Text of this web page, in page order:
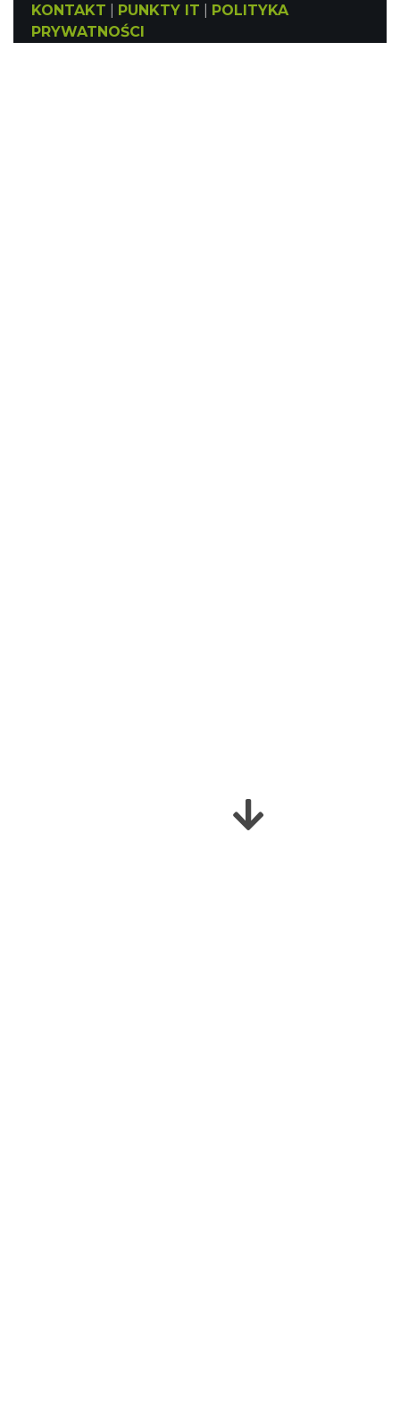
KONTAKT PUNKTY IT
POLITYKA
PRYWATNOŚCI